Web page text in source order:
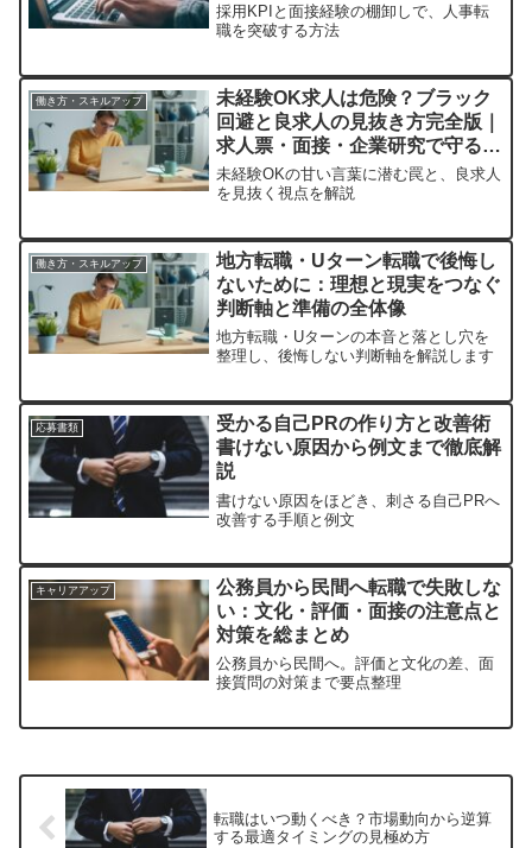
採用KPIと面接経験の棚卸しで、人事転
職を突破する方法
働き方・スキルアップ
未経験OK求人は危険？ブラック
回避と良求人の見抜き方完全版｜
求人票・面接・企業研究で守る転
職術
未経験OKの甘い言葉に潜む罠と、良求人
を見抜く視点を解説
働き方・スキルアップ
地方転職・Uターン転職で後悔し
ないために：理想と現実をつなぐ
判断軸と準備の全体像
地方転職・Uターンの本音と落とし穴を
整理し、後悔しない判断軸を解説します
応募書類
受かる自己PRの作り方と改善術
書けない原因から例文まで徹底解
説
書けない原因をほどき、刺さる自己PRへ
改善する手順と例文
キャリアアップ
公務員から民間へ転職で失敗しな
い：文化・評価・面接の注意点と
対策を総まとめ
公務員から民間へ。評価と文化の差、面
接質問の対策まで要点整理
転職はいつ動くべき？市場動向から逆算
する最適タイミングの見極め方